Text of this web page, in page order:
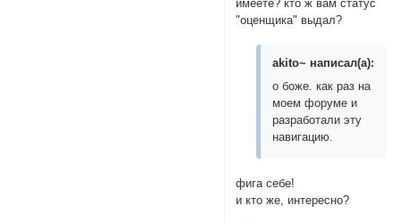
имеете? кто ж вам статус
"оценщика" выдал?
akito~ написал(а):
о боже. как раз на
моем форуме и
разработали эту
навигацию.
фига себе!
и кто же, интересно?